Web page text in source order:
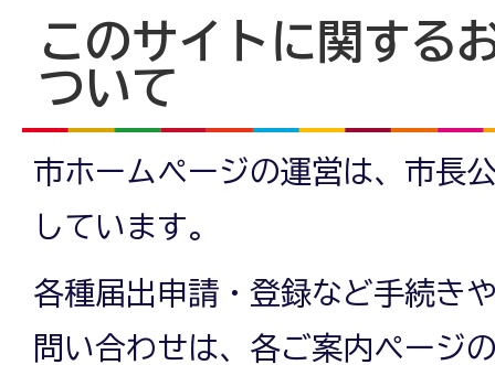
このサイトに関する
ついて
市ホームページの運営は、市長
しています。
各種届出申請・登録など手続き
問い合わせは、各ご案内ページ